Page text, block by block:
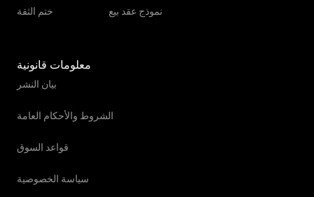
ختم الثقة نموذج عقد بيع
معلومات قانونية
بيان النشر
الشروط والأحكام العامة
قواعد السوق
سياسة الخصوصية